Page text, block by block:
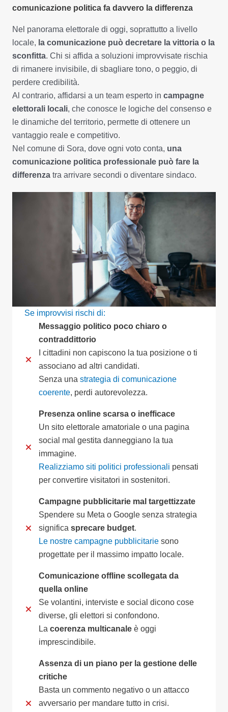
comunicazione politica fa davvero la differenza
Nel panorama elettorale di oggi, soprattutto a livello
locale, la comunicazione può decretare la vittoria o la
sconfitta. Chi si affida a soluzioni improvvisate rischia
di rimanere invisibile, di sbagliare tono, o peggio, di
perdere credibilità.
Al contrario, affidarsi a un team esperto in campagne
elettorali locali, che conosce le logiche del consenso e
le dinamiche del territorio, permette di ottenere un
vantaggio reale e competitivo.
Nel comune di Sora, dove ogni voto conta, una
comunicazione politica professionale può fare la
differenza tra arrivare secondi o diventare sindaco.
Se improvvisi rischi di:
Messaggio politico poco chiaro o
contraddittorio
I cittadini non capiscono la tua posizione o ti
associano ad altri candidati.
Senza una strategia di comunicazione
coerente, perdi autorevolezza.
Presenza online scarsa o inefficace
Un sito elettorale amatoriale o una pagina
social mal gestita danneggiano la tua
immagine.
Realizziamo siti politici professionali pensati
per convertire visitatori in sostenitori.
Campagne pubblicitarie mal targettizzate
Spendere su Meta o Google senza strategia
significa sprecare budget.
Le nostre campagne pubblicitarie sono
progettate per il massimo impatto locale.
Comunicazione offline scollegata da
quella online
Se volantini, interviste e social dicono cose
diverse, gli elettori si confondono.
La coerenza multicanale è oggi
imprescindibile.
Assenza di un piano per la gestione delle
critiche
Basta un commento negativo o un attacco
avversario per mandare tutto in crisi.